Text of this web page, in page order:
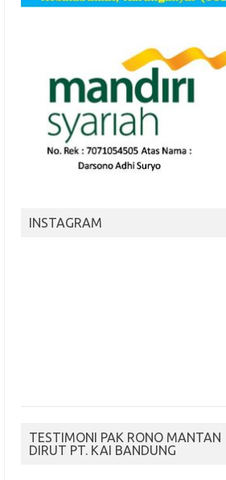
INSTAGRAM
TESTIMONI PAK RONO MANTAN
DIRUT PT. KAI BANDUNG